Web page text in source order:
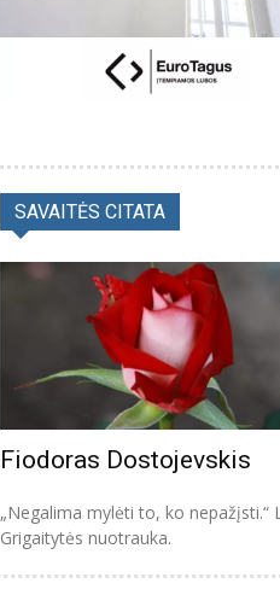
SAVAITĖS CITATA
Fiodoras Dostojevskis
„Negalima mylėti to, ko nepažįsti.“
Grigaitytės nuotrauka.